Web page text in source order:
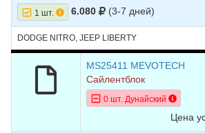
1 шт. 6.080 (3-7 дней)
DODGE NITRO, JEEP LIBERTY
MS25411 MEVOTECH
Сайлентблок
0 шт. Дунайский
Цена